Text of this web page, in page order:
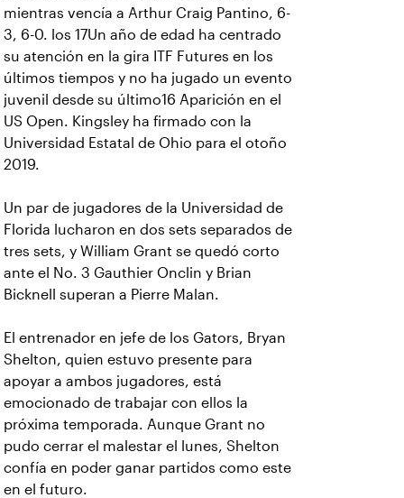
mientras vencía a Arthur Craig Pantino, 6-
3, 6-0. los 17Un año de edad ha centrado
su atención en la gira ITF Futures en los
últimos tiempos y no ha jugado un evento
juvenil desde su último16 Aparición en el
US Open. Kingsley ha firmado con la
Universidad Estatal de Ohio para el otoño
2019.
Un par de jugadores de la Universidad de
Florida lucharon en dos sets separados de
tres sets, y William Grant se quedó corto
ante el No. 3 Gauthier Onclin y Brian
Bicknell superan a Pierre Malan.
El entrenador en jefe de los Gators, Bryan
Shelton, quien estuvo presente para
apoyar a ambos jugadores, está
emocionado de trabajar con ellos la
próxima temporada. Aunque Grant no
pudo cerrar el malestar el lunes, Shelton
confía en poder ganar partidos como este
en el futuro.